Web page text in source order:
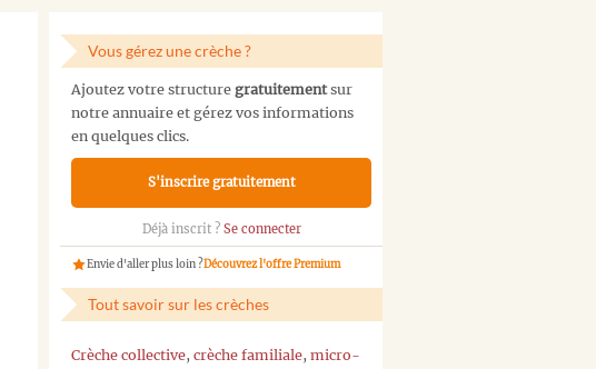
Vous gérez une crèche ?
Ajoutez votre structure gratuitementsur
notre annuaire et gérez vos informations
en quelques clics.
S'inscrire gratuitement
Déjà inscrit ? Se connecter
Envie d'aller plus loin ?Découvrez l'offre Premium
Tout savoir sur les crèches
Crèche collective, crèche familiale, micro-